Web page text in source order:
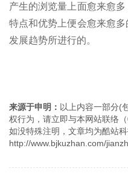
产生的浏览量上面愈来愈
特点和优势上便会愈来愈
发展趋势所进行的。
来源于申明： 以上内容一部分(
权行为，请立即与本网站联络
如没特殊注明，文章均为酷站
http://www.bjkuzhan.com/